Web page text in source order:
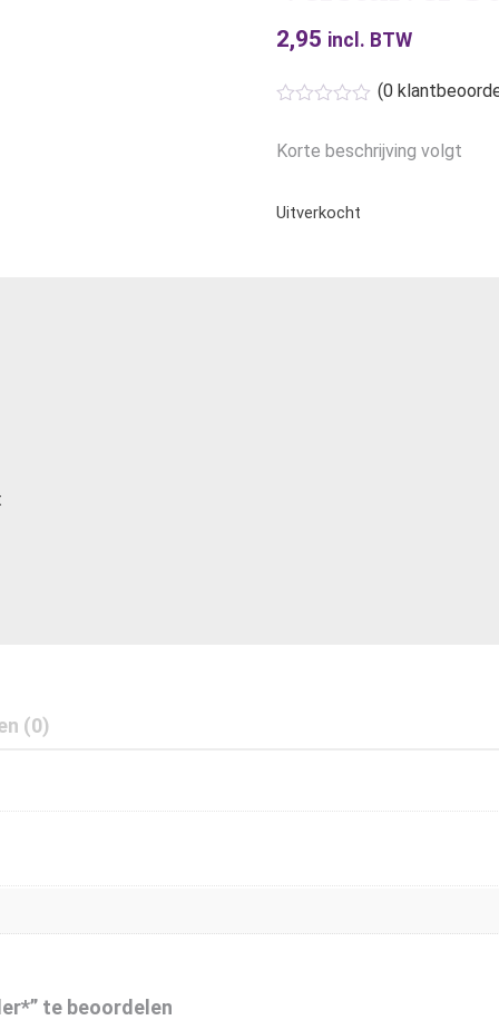
2,95 incl. BTW
(0
Korte beschrijving volgt
Uitverkocht
(0)
te beoordelen